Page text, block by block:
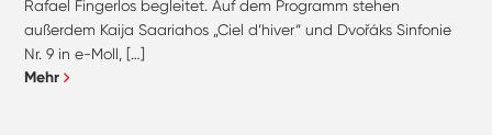
Rafael Fingerlos begleitet. Auf dem Programm stehen
außerdem Kaija Saariahos „Ciel d’hiver“ und Dvořáks Sinfonie
Nr. 9 in e-Moll, […]
Mehr